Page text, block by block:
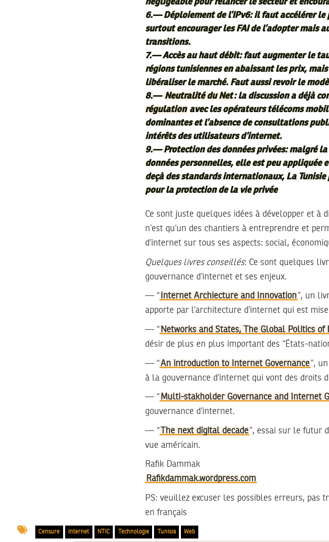
négligeable pour relancer le secteur et
6.— Déploiement de l’IPv6: il faut accélérer le
surtout encourager les FAI de l’adopter mais
transitions.
7.— Accès au haut débit: faut augmenter le
régions tunisiennes en abaissant les prix,
libéraliser le marché. Faut aussi revoir le
8.— Neutralité du Net: la discussion a déjà
régulation avec les opérateurs télécoms
dominantes et l’absence de consultations
intérêts des utilisateurs d’internet.
9.— Protection des données privées: malgré
données personnelles, elle est peu appliquée
deçà des standards internationaux, La Tunisie
pour la protection de la vie privée
Ce sont juste quelques idées à développer et à
n’est qu’un des chantiers à entreprendre et
d’internet sur tous ses aspects: social,
Quelques livres conseillés: Ce sont quelques
gouvernance d’internet et ses enjeux.
— “ Internet Archiecture and Innovation”, un
apporte par l’architecture d’internet qui est
— “ Networks and States, The Global Politics of
désir de plus en plus important des “États-
— “An introduction to Internet Governance”,
à la gouvernance d’internet qui vont des droits
— “Multi-stakholder Governance and Internet
gouvernance d’internet.
— “ The next digital decade”, essai sur le futur
vue américain.
Rafik Dammak
Rafikdammak.wordpress.com
PS: veuillez excuser les possibles erreurs, pas
en français
Censure Internet NTIC Technologie Tunisia Web